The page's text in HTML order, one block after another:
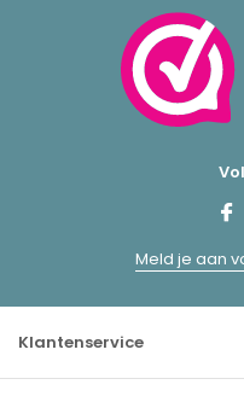
Meld je aan
Klantenservice